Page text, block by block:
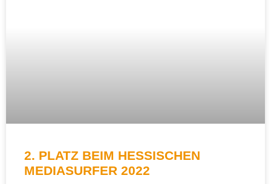
2. PLATZ BEIM HESSISCHEN
MEDIASURFER 2022